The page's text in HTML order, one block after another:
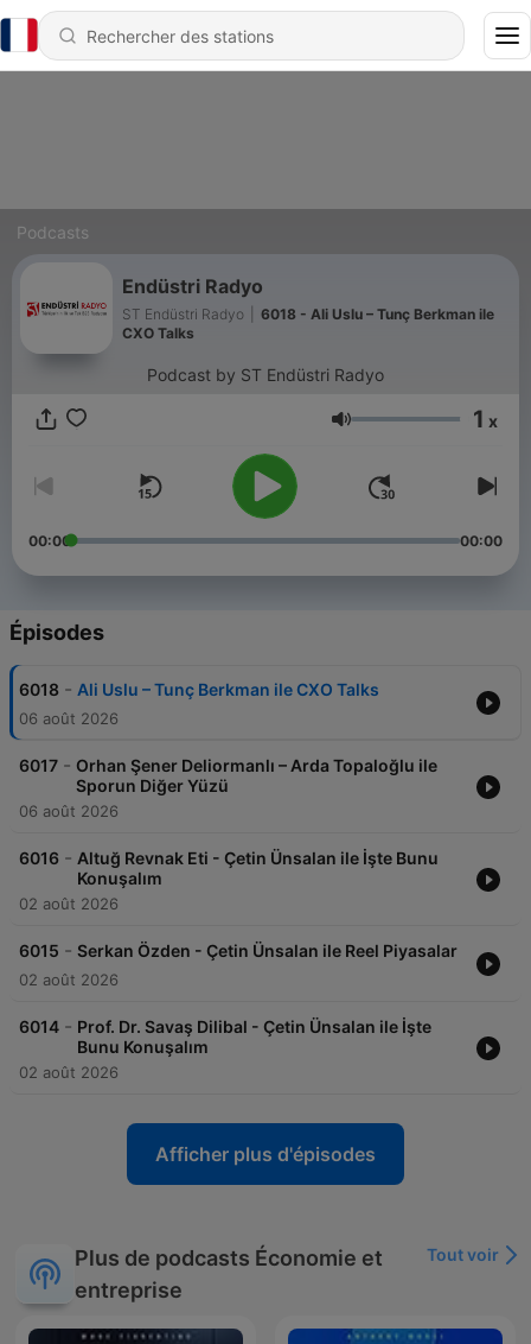
Podcasts
Endüstri Radyo
ST Endüstri Radyo
6018 - Ali Uslu – Tunç Berkman ile
CXO Talks
Podcast by ST Endüstri Radyo
Volume 1 x
00:00 00:00
Épisodes
6018 - Ali Uslu – Tunç Berkman ile CXO Talks
06 août 2026
6017 - Orhan Şener Deliormanlı – Arda Topaloğlu ile
Sporun Diğer Yüzü
06 août 2026
6016 - Altuğ Revnak Eti - Çetin Ünsalan ile İşte Bunu
Konuşalım
02 août 2026
6015 - Serkan Özden - Çetin Ünsalan ile Reel Piyasalar
02 août 2026
6014 - Prof. Dr. Savaş Dilibal - Çetin Ünsalan ile İşte
Bunu Konuşalım
02 août 2026
Afficher plus d'épisodes
Plus de podcasts Économie et
entreprise
Tout voir